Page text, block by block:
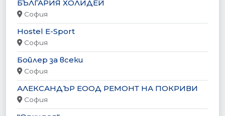
БЪЛГАРИЯ ХОЛИДЕЙ
София
Hostel E-Sport
София
Бойлер за всеки
София
АЛЕКСАНДЪР ЕООД РЕМОНТ НА ПОКРИВИ
София